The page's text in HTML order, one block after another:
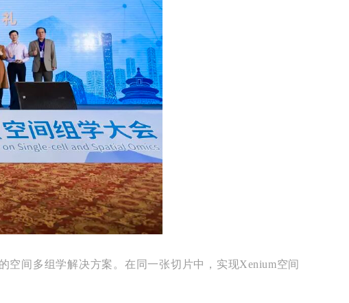
空间多组学解决方案。在同一张切片中，实现Xenium空间